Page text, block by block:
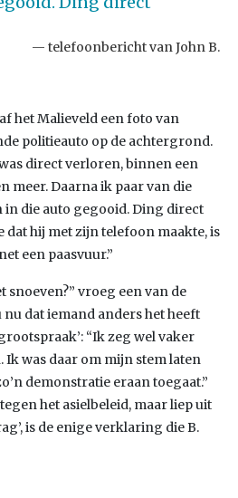
telefoonbericht van John B.
het Malieveld een foto van
politieauto op de achtergrond.
direct verloren, binnen een
meer. Daarna ik paar van die
die auto gegooid. Ding direct
dat hij met zijn telefoon maakte, is
een paasvuur.”
snoeven?” vroeg een van de
nu dat iemand anders het heeft
“Ik zeg wel vaker
was daar om mijn stem laten
demonstratie eraan toegaat.”
het asielbeleid, maar liep uit
is de enige verklaring die B.